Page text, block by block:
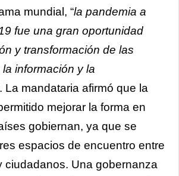
mundial, “la pandemia a
fue una gran oportunidad
y transformación de las
información y la
La mandataria afirmó que la
mejorar la forma en
gobiernan, ya que se
espacios de encuentro entre
ciudadanos. Una gobernanza